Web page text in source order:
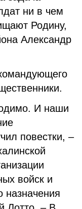
ни в чем
Родину,
Александр
И наши
повестки, –
войск и
назначения